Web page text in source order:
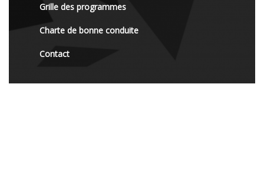
Grille des programmes
Charte de bonne conduite
Contact